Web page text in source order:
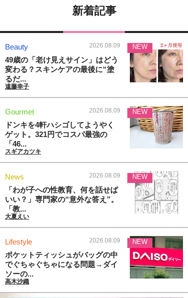
新着記事
Beauty 2026.08.09
49歳の「老け見えサイン」はどう
変わる？スキンケアの最後に“塗
るだ...
遠藤幸子
NEW
Gourmet 2026.08.09
ドンキを4軒ハシゴしてようやく
ゲット。321円でコスパ最強の
「46...
スギアカツキ
NEW
News 2026.08.09
「わが子への性教育、何を話せば
いい？」専門家の“意外な答え”。
「教...
大夏えい
NEW
Lifestyle 2026.08.09
ポケットティッシュがバッグの中
でぐちゃぐちゃになる問題→ダイ
ソーの...
高木沙織
NEW